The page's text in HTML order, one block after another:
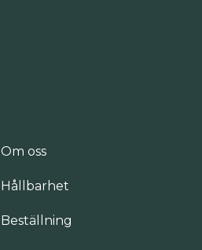
Om oss
Hållbarhet
Beställning